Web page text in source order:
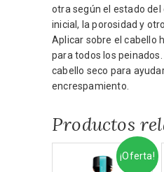
otra según el estado del
inicial, la porosidad y
Aplicar sobre el cabello
para todos los peinados.
cabello seco para
encrespamiento.
Productos
¡Oferta!